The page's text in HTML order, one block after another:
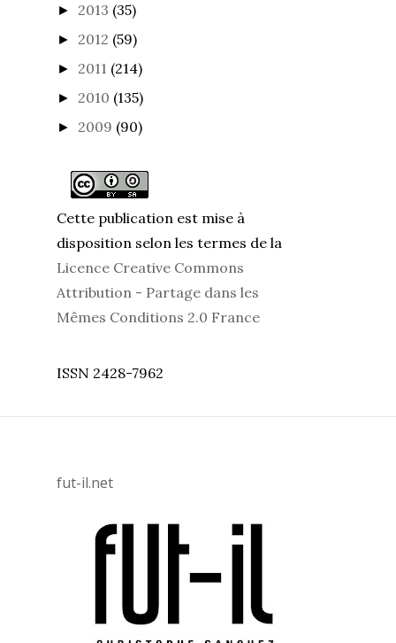
► 2013 (35)
► 2012 (59)
► 2011 (214)
► 2010 (135)
► 2009 (90)
Cette publication est mise à
disposition selon les termes de la
Licence Creative Commons
Attribution - Partage dans les
Mêmes Conditions 2.0 France
ISSN 2428-7962
fut-il.net